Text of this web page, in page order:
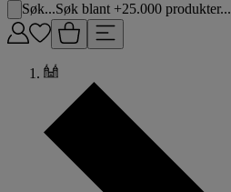
Søk...Søk blant +25.000 produkter...